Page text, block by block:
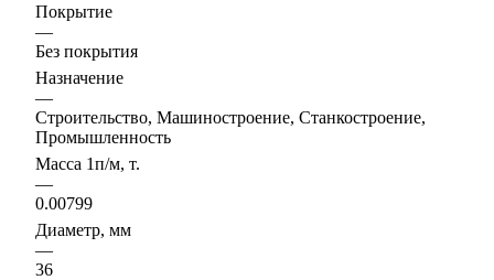
Покрытие
—
Без покрытия
Назначение
—
Строительство, Машиностроение, Станкостроение,
Промышленность
Масса 1п/м, т.
—
0.00799
Диаметр, мм
—
36